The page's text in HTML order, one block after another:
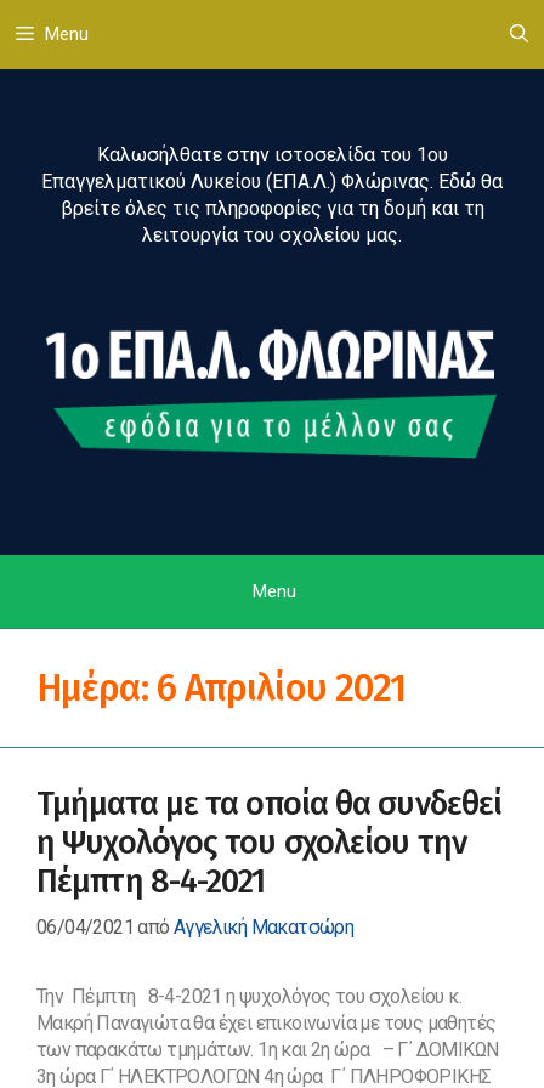
σε
περιεχόμενο
Menu
Καλωσήλθατε στην ιστοσελίδα του 1ου
Επαγγελματικού Λυκείου (ΕΠΑ.Λ.) Φλώρινας. Εδώ θα
βρείτε όλες τις πληροφορίες για τη δομή και τη
λειτουργία του σχολείου μας.
Menu
Ημέρα: 6 Απριλίου 2021
Τμήματα με τα οποία θα συνδεθεί
η Ψυχολόγος του σχολείου την
Πέμπτη 8-4-2021
06/04/2021 απόΑγγελική Μακατσώρη
Την Πέμπτη 8-4-2021 η ψυχολόγος του σχολείου κ.
Μακρή Παναγιώτα θα έχει επικοινωνία με τους μαθητές
των παρακάτω τμημάτων. 1η και 2η ώρα – Γ΄ ΔΟΜΙΚΩΝ
3η ώρα Γ΄ ΗΛΕΚΤΡΟΛΟΓΩΝ 4η ώρα Γ΄ ΠΛΗΡΟΦΟΡΙΚΗΣ